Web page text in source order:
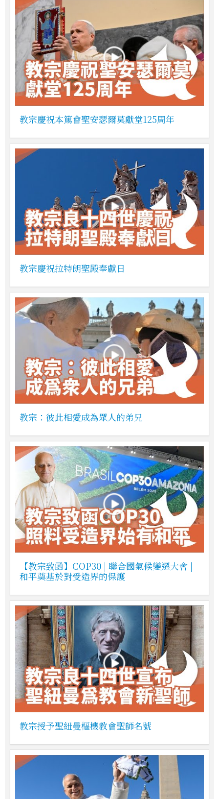
教宗慶祝本篤會聖安瑟爾莫獻堂125周年
教宗慶祝拉特朗聖殿奉獻日
教宗：彼此相愛成為眾人的弟兄
【教宗致函】COP30 | 聯合國氣候變遷大會 |
和平奠基於對受造界的保護
教宗授予聖紐曼樞機教會聖師名號